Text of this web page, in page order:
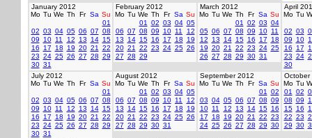
January 2012
Mo Tu We Th Fr Sa Su
01
02 03 04 05 06 07 08
09
10 11 12 13 14 15
16
17 18 19 20 21
22
23 24 25 26 27 28 29
30 31
February 2012
Mo Tu We Th Fr Sa Su
01
02 03 04 05
06 07 08 09 10 11
12
13
14 15 16 17 18
19
20 21 22 23 24 25 26
27 28 29
March 2012
Mo Tu We Th Fr Sa Su
01
02 03 04
05 06 07 08 09 10 11
12
13 14 15 16 17
18
19 20 21 22 23 24 25
26 27 28 29 30 31
April
Mo Tu
02 03
09
10
16
17
23 24
30
July 2012
Mo Tu We Th Fr Sa Su
01
02 03 04 05 06 07 08
09
10 11 12 13 14 15
16
17 18 19 20 21
22
23 24 25 26 27 28 29
30 31
August 2012
Mo Tu We Th Fr Sa Su
01
02 03 04 05
06 07 08 09 10 11
12
13
14 15 16 17 18
19
20 21 22 23 24 25 26
27 28 29 30 31
September 2012
Mo Tu We Th Fr Sa Su
01
02
03 04 05 06 07 08 09
10 11 12 13 14 15 16
17
18 19 20 21 22 23
24 25 26 27 28 29 30
October
Mo Tu
01
02
08 09
15 16
22 23
29 30